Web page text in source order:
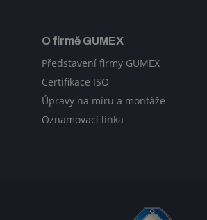
O firmě GUMEX
Představení firmy GUMEX
Certifikace ISO
Úpravy na míru a montáže
Oznamovací linka